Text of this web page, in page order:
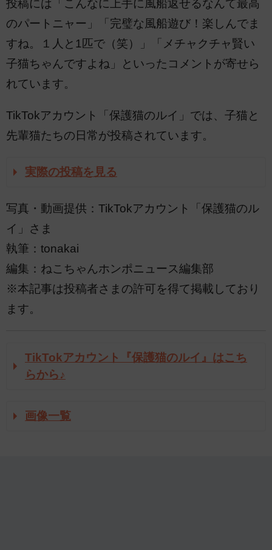
投稿には「こんなに上手に風船返せるなんて最高
のパートニャー」「完璧な風船遊び！楽しんでま
すね。１人と1匹で（笑）」「メチャクチャ賢い
子猫ちゃんですよね」といったコメントが寄せら
れています。
TikTokアカウント「保護猫のルイ」では、子猫と
先輩猫たちの日常が投稿されています。
実際の投稿を見る
写真・動画提供：TikTokアカウント「保護猫のル
イ」さま
執筆：tonakai
編集：ねこちゃんホンポニュース編集部
※本記事は投稿者さまの許可を得て掲載しており
ます。
TikTokアカウント『保護猫のルイ』はこち
らから♪
画像一覧